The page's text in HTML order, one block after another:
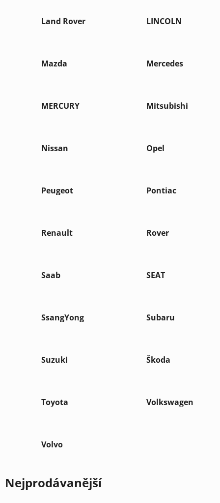
Land Rover LINCOLN
Mazda Mercedes
MERCURY Mitsubishi
Nissan Opel
Peugeot Pontiac
Renault Rover
Saab SEAT
SsangYong Subaru
Suzuki Škoda
Toyota Volkswagen
Volvo
Nejprodávanější